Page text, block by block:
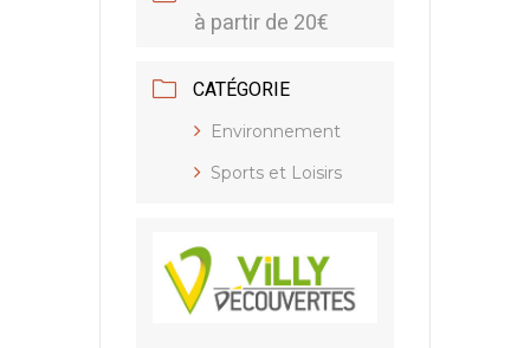
à partir de 20€
CATÉGORIE
Environnement
Sports et Loisirs